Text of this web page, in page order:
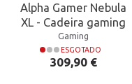
Alpha Gamer Nebula
XL - Cadeira gaming
Gaming
ESGOTADO
Preço
309,90 €